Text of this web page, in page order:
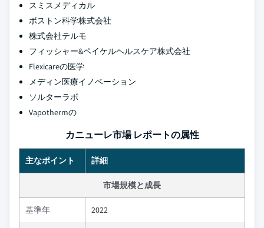
スミスメディカル
ボストン科学株式会社
株式会社テルモ
フィッシャー&ペイケルヘルスケア株式会社
Flexicareの医学
メディン医療イノベーション
ソルターラボ
Vapothermの
カニューレ市場 レポートの属性
主なポイント 詳細
市場規模と成長
基準年 2022